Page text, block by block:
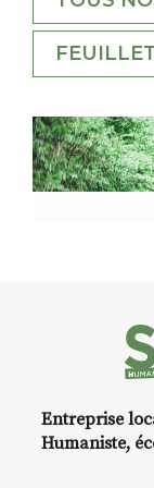
Entreprise
Humaniste,